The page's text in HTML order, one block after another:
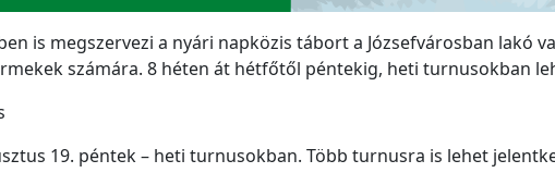
is megszervezi a nyári napközis tábort a Józsefvárosban lakó
számára. 8 héten át hétfőtől péntekig, heti turnusokban
19. péntek – heti turnusokban. Több turnusra is lehet